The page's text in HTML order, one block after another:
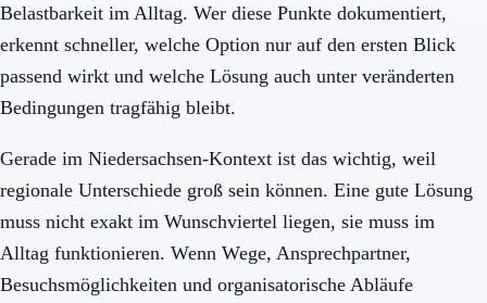
Belastbarkeit im Alltag. Wer diese Punkte dokumentiert,
erkennt schneller, welche Option nur auf den ersten Blick
passend wirkt und welche Lösung auch unter veränderten
Bedingungen tragfähig bleibt.
Gerade im Niedersachsen-Kontext ist das wichtig, weil
regionale Unterschiede groß sein können. Eine gute Lösung
muss nicht exakt im Wunschviertel liegen, sie muss im
Alltag funktionieren. Wenn Wege, Ansprechpartner,
Besuchsmöglichkeiten und organisatorische Abläufe